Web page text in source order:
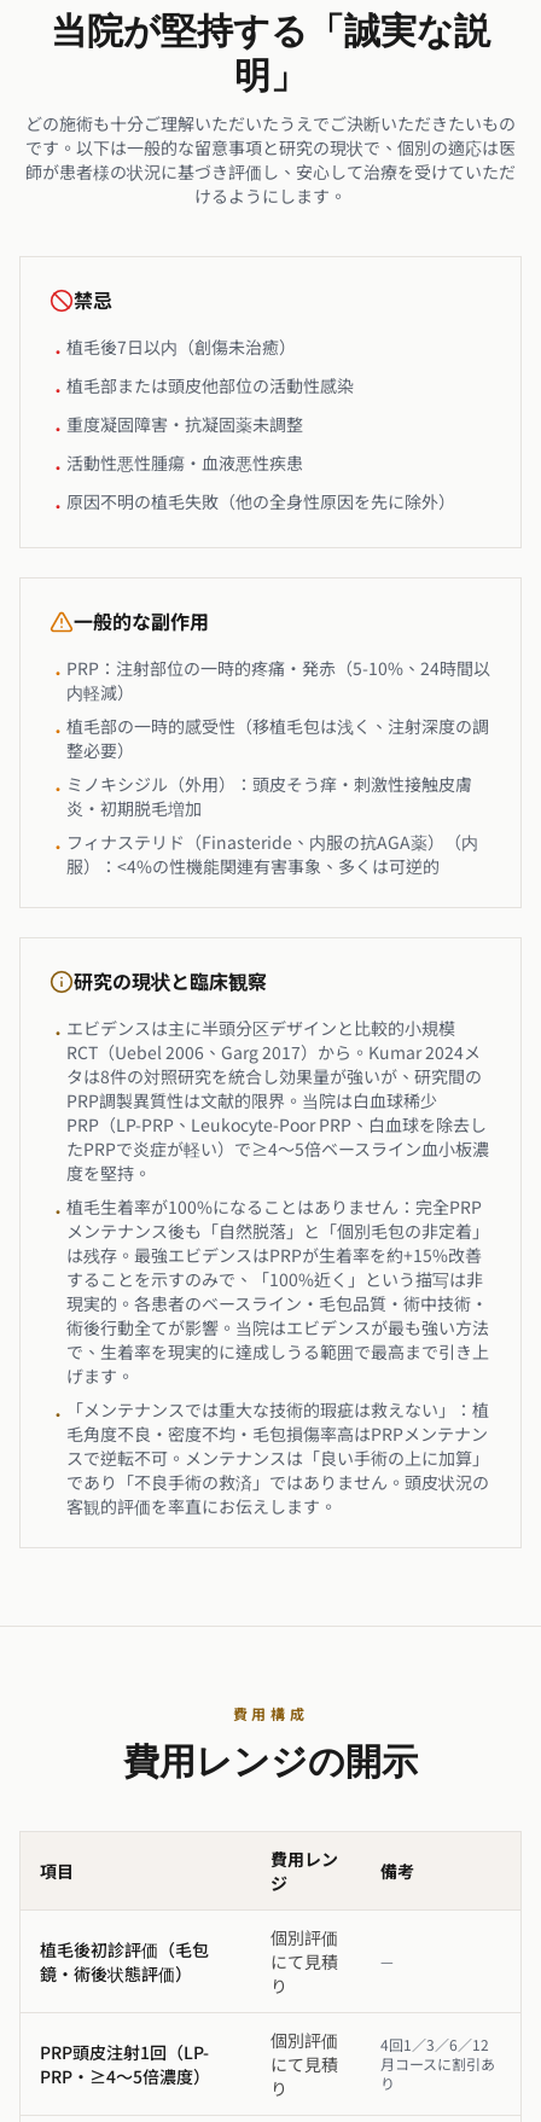
当院が堅持する「誠実な説
明」
どの施術も十分ご理解いただいたうえでご決断いただきたいもの
です。以下は一般的な留意事項と研究の現状で、個別の適応は医
師が患者様の状況に基づき評価し、安心して治療を受けていただ
けるようにします。
禁忌
• 植毛後7日以内（創傷未治癒）
• 植毛部または頭皮他部位の活動性感染
• 重度凝固障害・抗凝固薬未調整
• 活動性悪性腫瘍・血液悪性疾患
• 原因不明の植毛失敗（他の全身性原因を先に除外）
一般的な副作用
• PRP：注射部位の一時的疼痛・発赤（5-10%、24時間以
内軽減）
• 植毛部の一時的感受性（移植毛包は浅く、注射深度の調
整必要）
• ミノキシジル（外用）：頭皮そう痒・刺激性接触皮膚
炎・初期脱毛増加
• フィナステリド（Finasteride、内服の抗AGA薬）（内
服）：<4%の性機能関連有害事象、多くは可逆的
研究の現状と臨床観察
• エビデンスは主に半頭分区デザインと比較的小規模
RCT（Uebel 2006、Garg 2017）から。Kumar 2024メ
タは8件の対照研究を統合し効果量が強いが、研究間の
PRP調製異質性は文献的限界。当院は白血球稀少
PRP（LP-PRP、Leukocyte-Poor PRP、白血球を除去し
たPRPで炎症が軽い）で≥4〜5倍ベースライン血小板濃
度を堅持。
• 植毛生着率が100%になることはありません：完全PRP
メンテナンス後も「自然脱落」と「個別毛包の非定着」
は残存。最強エビデンスはPRPが生着率を約+15%改善
することを示すのみで、「100%近く」という描写は非
現実的。各患者のベースライン・毛包品質・術中技術・
術後行動全てが影響。当院はエビデンスが最も強い方法
で、生着率を現実的に達成しうる範囲で最高まで引き上
げます。
•
「メンテナンスでは重大な技術的瑕疵は救えない」：植
毛角度不良・密度不均・毛包損傷率高はPRPメンテナン
スで逆転不可。メンテナンスは「良い手術の上に加算」
であり「不良手術の救済」ではありません。頭皮状況の
客観的評価を率直にお伝えします。
費用構成
費用レンジの開示
項目
費用レン
ジ
備考
植毛後初診評価（毛包
鏡・術後状態評価）
個別評価
にて見積
り
—
PRP頭皮注射1回（LP-
PRP・≥4〜5倍濃度）
個別評価
にて見積
り
4回1／3／6／12
月コースに割引あ
り